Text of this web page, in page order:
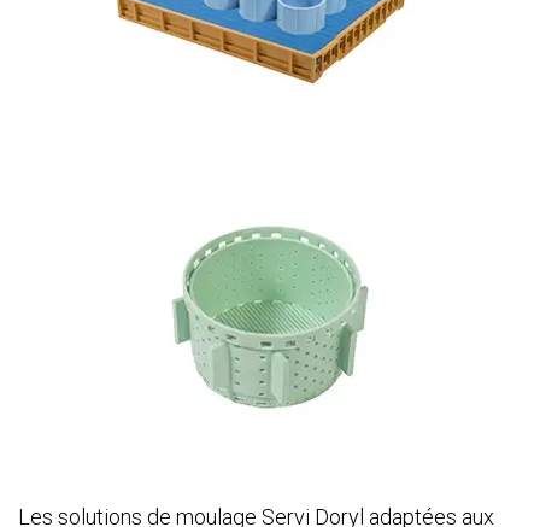
Les solutions de moulage Servi Doryl adaptées aux